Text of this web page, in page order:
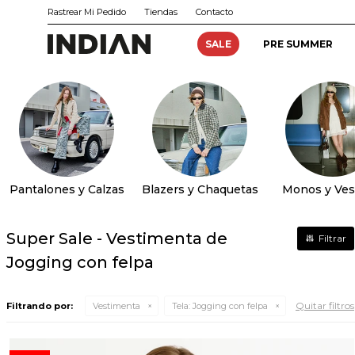
SALE PRE SUMMER
Rastrear Mi Pedido Tiendas Contacto
Pantalones y Calzas Blazers y Chaquetas Monos y
Super Sale - Vestimenta de
Jogging con felpa
Filtrando por: Vestimenta Tela: Jogging con felpa Quitar filtros